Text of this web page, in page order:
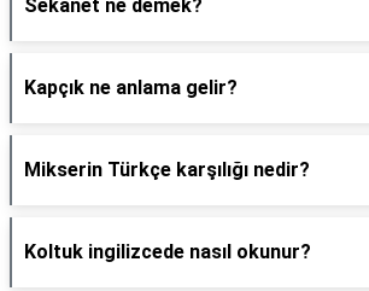
Sekanet ne demek?
Kapçık ne anlama gelir?
Mikserin Türkçe karşılığı nedir?
Koltuk ingilizcede nasıl okunur?